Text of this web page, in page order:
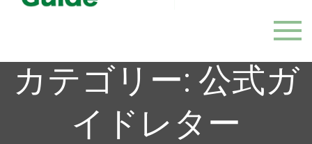
JapanWonderGuide Campus
「日本のガイドの質を世界一に」を目指すガイドコミ
カテゴリー: 公式ガ
イドレター